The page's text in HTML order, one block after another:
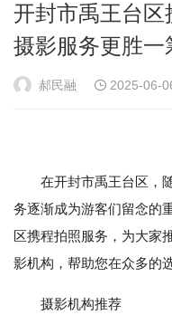
开封市禹王台
摄影服务更胜一
郝民融 2025-06-
在开封市禹王台区，随
务逐渐成为游客们留念的
区携程拍照服务，为大家
影机构，帮助您在众多的
摄影机构推荐